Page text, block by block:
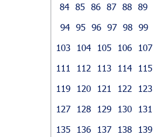
84 85 86 87 88 89
94 95 96 97 98 99
103
104 105 106 107
111
112 113 114 115
119
120 121 122 123
127
128 129 130 131
135
136 137 138 139